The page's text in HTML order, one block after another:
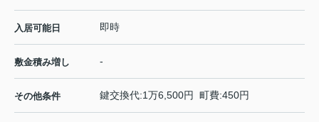
入居可能日 即時
敷金積み増し -
その他条件 鍵交換代:1万6,500円 町費:450円